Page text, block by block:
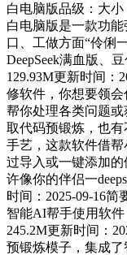
白电脑版品级：大小
白电脑版是一款功
口、工做方面“伶俐
DeepSeek满血版、
129.93M更新时间：
修软件，你想要领
帮你处理各类问题
取代码预锻炼，也
手艺，这款软件借
过导入或一键添加
许像你的伴侣一
时间：2025-09-16简
智能AI帮手使用软件
245.2M更新时间：
预锻炼模子，集成了